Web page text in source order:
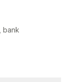
bank